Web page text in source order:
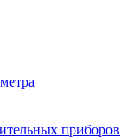
приборов